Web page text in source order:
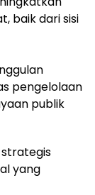
baik dari sisi
pengelolaan
publik
strategis
yang